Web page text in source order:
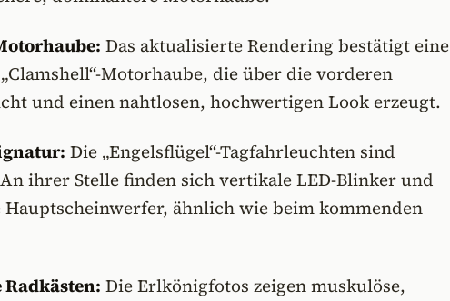
Das aktualisierte Rendering bestätigt eine
Motorhaube, die über die vorderen
und einen nahtlosen, hochwertigen Look erzeugt.
Die „Engelsflügel“-Tagfahrleuchten sind
ihrer Stelle finden sich vertikale LED-Blinker und
ähnlich wie beim kommenden
Radkästen: Die Erlkönigfotos zeigen muskulöse,